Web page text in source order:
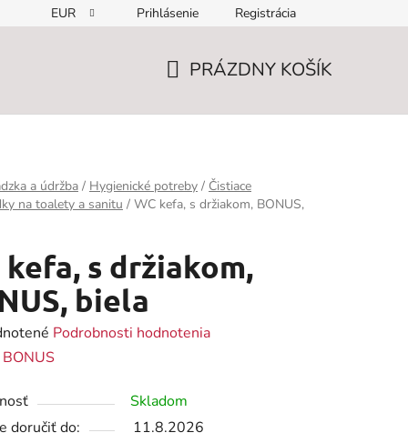
EUR Prihlásenie Registrácia
PRÁZDNY KOŠÍK
a údržba / Hygienické potreby / Čistiace
na toalety a sanitu / WC kefa, s držiakom, BONUS,
kefa, s držiakom,
biela
Podrobnosti hodnotenia
BONUS
Skladom
doručiť do:
11.8.2026